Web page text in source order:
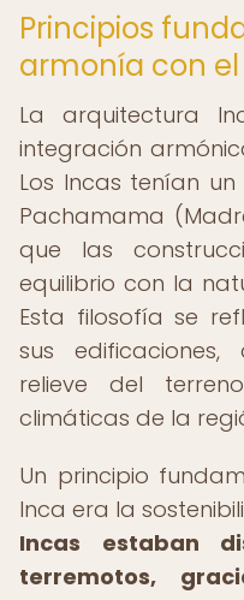
Principios
armonía con
La arquitectura
integración
Los Incas tenían
Pachamama
que las
equilibrio con la
Esta filosofía se
sus
relieve del
climáticas de la
Un principio
Inca era la
Incas estaban
terremotos,